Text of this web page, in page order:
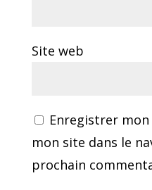
Site web
Enregistrer
mon site dans le
prochain